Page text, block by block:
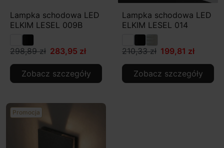
Lampka schodowa LED
ELKIM LESEL 009B
298,89 zł 283,95 zł
Zobacz szczegóły
Lampka schodowa LED
ELKIM LESEL 014
210,33 zł 199,81 zł
Zobacz szczegóły
Promocja